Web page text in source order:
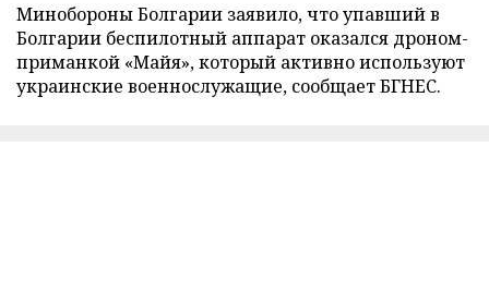
Минобороны Болгарии заявило, что упавший в
Болгарии беспилотный аппарат оказался дроном-
приманкой «Майя», который активно используют
украинские военнослужащие, сообщает БГНЕС.